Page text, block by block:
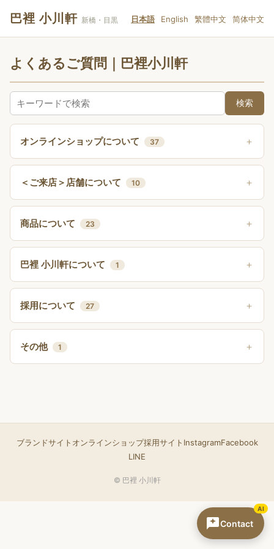
巴裡 小川軒 新橋・目黒 日本語 English 繁體中文 简体中文
よくあるご質問｜巴裡小川軒
検索
オンラインショップについて 37
＜ご来店＞店舗について 10
商品について 23
巴裡 小川軒について 1
採用について 27
その他 1
ブランドサイト オンラインショップ採用サイト InstagramFacebook
LINE
© 巴裡 小川軒
Contact
AI